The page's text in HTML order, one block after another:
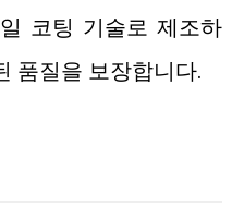
코팅 기술로 제조하
품질을 보장합니다.